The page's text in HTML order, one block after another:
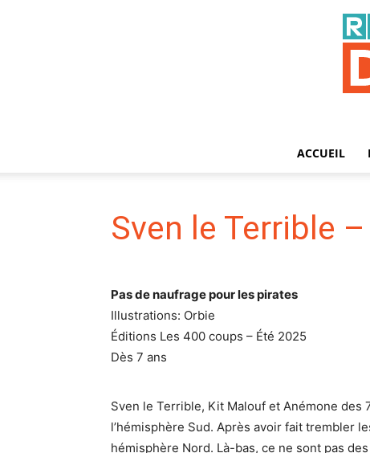
ACCUEIL
Sven le Terrible
Pas de naufrage pour les pirates
Illustrations: Orbie
Éditions Les 400 coups – Été 2025
Dès 7 ans
Sven le Terrible, Kit Malouf et Anémone
l’hémisphère Sud. Après avoir fait trembler
hémisphère Nord. Là-bas, ce ne sont pas